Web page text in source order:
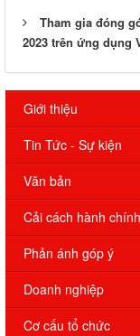
Tham gia đóng
2023 trên ứng dụng
Giới thiệu
Tin Tức - Sự kiện
Văn bản
Cải cách hành chính
Phản ánh góp ý
Doanh nghiệp
Cơ cấu tổ chức